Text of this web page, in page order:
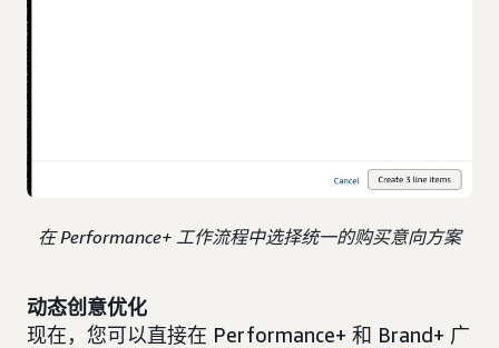
在 Performance+ 工作流程中选择统一的购买意向方案
动态创意优化
现在，您可以直接在 Performance+ 和 Brand+ 广